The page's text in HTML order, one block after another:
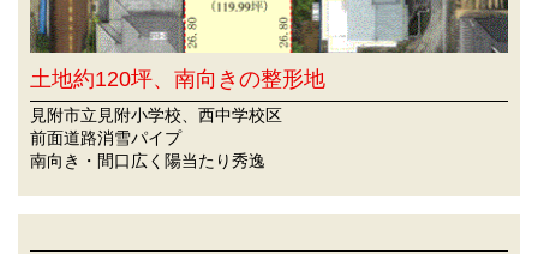
土地約120坪、南向きの整形地
見附市立見附小学校、西中学校区
前面道路消雪パイプ
南向き・間口広く陽当たり秀逸